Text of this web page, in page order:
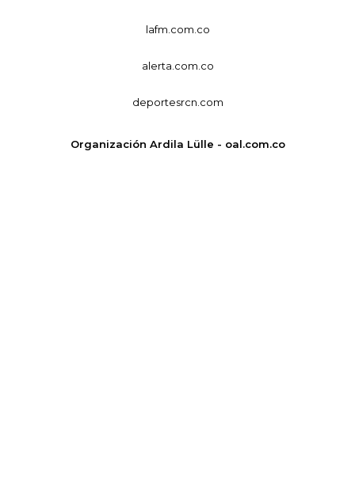
lafm.com.co
alerta.com.co
deportesrcn.com
Organización Ardila Lülle - oal.com.co